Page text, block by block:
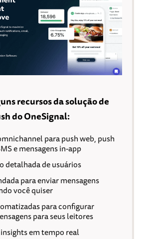
recursos da solução de
do OneSignal:
para push web, push
e mensagens in-app
detalhada de usuários
para enviar mensagens
você quiser
para configurar
para seus leitores
em tempo real